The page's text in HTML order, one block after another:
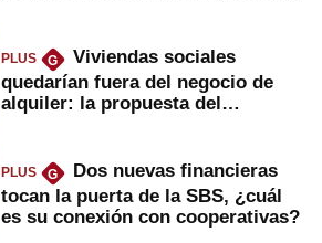
PLUS G
Viviendas sociales
quedarían fuera del negocio de
alquiler: la propuesta del
PLUS G
Dos nuevas financieras
tocan la puerta de la SBS, ¿cuál
es su conexión con cooperativas?